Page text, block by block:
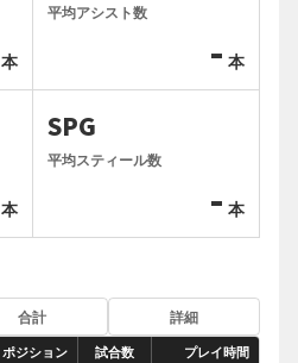
本
平均アシスト数
- 本
本
SPG
平均スティール数
- 本
合計 詳細
ポジション 試合数 プレイ時間